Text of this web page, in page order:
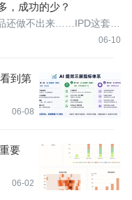
，成功的少？
06-10
还做不出来……IPD这套流
手，看看这些问题是不是
到第
06-08
要
06-02